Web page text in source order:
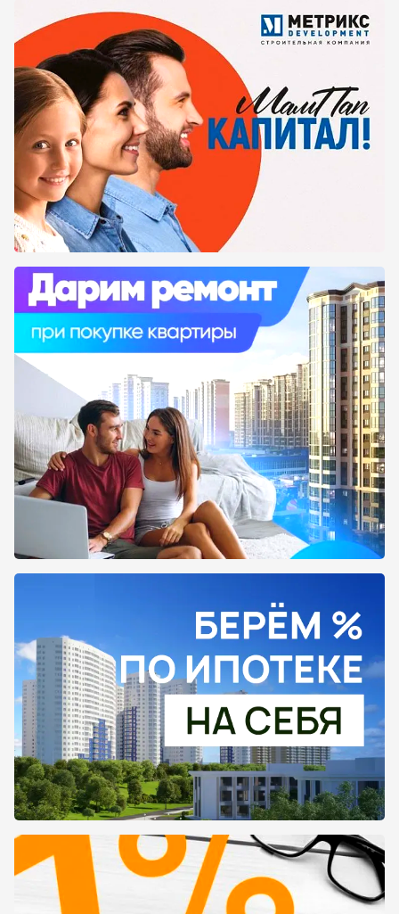
информацию о них и о жилых комплексах,
которые должны были быть возведены.
Большое количество семей находятся в
подвешенном состоянии и ожидают, когда же
они, наконец, получат свою квартиру.
Столкнуться с такой ситуацией, мягко говоря,
неприятно. Мы хотим, чтобы каждый
посетитель нашего сайта смог как можно
быстрее заехать в свое собственное жилье. В
связи с этим мы настоятельно рекомендуем
вам ознакомиться со списком черных
застройщиков Краснодара 2020 года и с
замороженными жилыми комплексами,
чтобы вы могли предостеречь себя от
подобных ситуаций.
Мы советуем вам покупать недвижимость
только у надежных, проверенных, хорошо
зарекомендовавших себя на рынке
недвижимости застройщиках, чтобы
предостеречь себя от подобных случаев. На
нашем сайте вы можете ознакомиться с
подробной информацией о каждой компании,
прочитать честные, настоящие отзывы и
посмотреть оценки посетителей сайта
МойЖК.рф. В другом разделе вы можете
посмотреть рейтинг белых застройщиков
города #WHOM#, которые серьезно и
добросовестно подходят к своей работе и
стараются сделать все, чтобы каждый человек
нашел для себя то, что ищет, а также мы
предоставили подробную информацию о всех